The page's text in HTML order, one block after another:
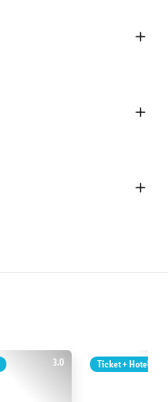
3.0 Ticket + Hotel